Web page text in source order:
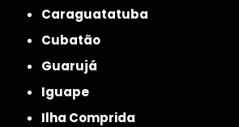
Caraguatatuba
Cubatão
Guarujá
Iguape
Ilha Comprida